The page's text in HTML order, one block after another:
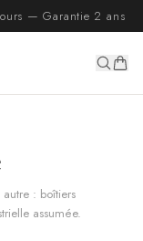
— Garantie 2 ans
: boîtiers
assumée.